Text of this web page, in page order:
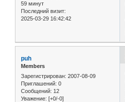
59 минут
Последний визит:
2025-03-29 16:42:42
puh
Members
Зарегистрирован: 2007-08-09
Приглашений: 0
Сообщений: 12
Уважение: [+0/-0]